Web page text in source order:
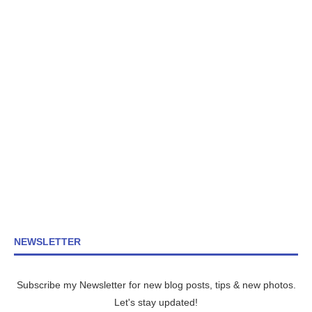
NEWSLETTER
Subscribe my Newsletter for new blog posts, tips & new photos.
Let's stay updated!